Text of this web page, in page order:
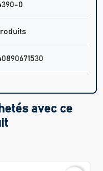
0
avec ce